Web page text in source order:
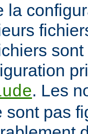
la
. Les
sont pas